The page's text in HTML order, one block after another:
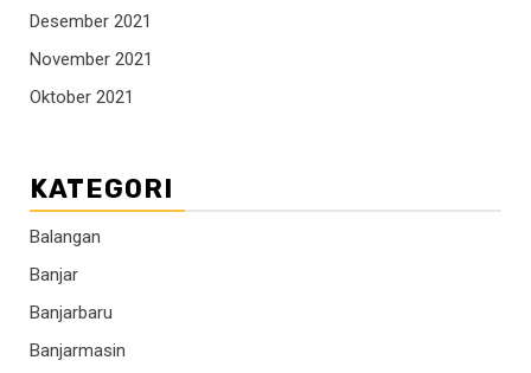
Desember 2021
November 2021
Oktober 2021
KATEGORI
Balangan
Banjar
Banjarbaru
Banjarmasin